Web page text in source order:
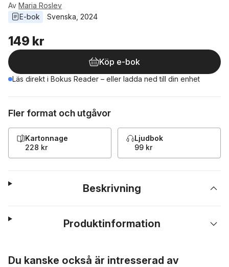
Av Maria Roslev
E-bok
Svenska 2024
149 kr
Köp e-bok
Läs direkt i Bokus Reader – eller ladda ned till din enhet
Fler format och utgåvor
Kartonnage
228 kr
Ljudbok
99 kr
Beskrivning
Produktinformation
Du kanske också är intresserad av